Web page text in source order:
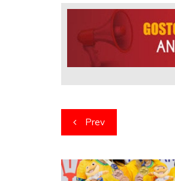
Navegação
de
artigos
Prev